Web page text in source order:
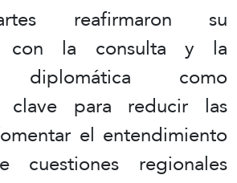
reafirmaron su
con la consulta y la
diplomática como
clave para reducir las
el entendimiento
cuestiones regionales